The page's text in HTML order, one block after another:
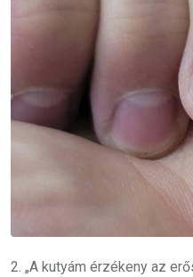
2. „A kutyám érzékeny az